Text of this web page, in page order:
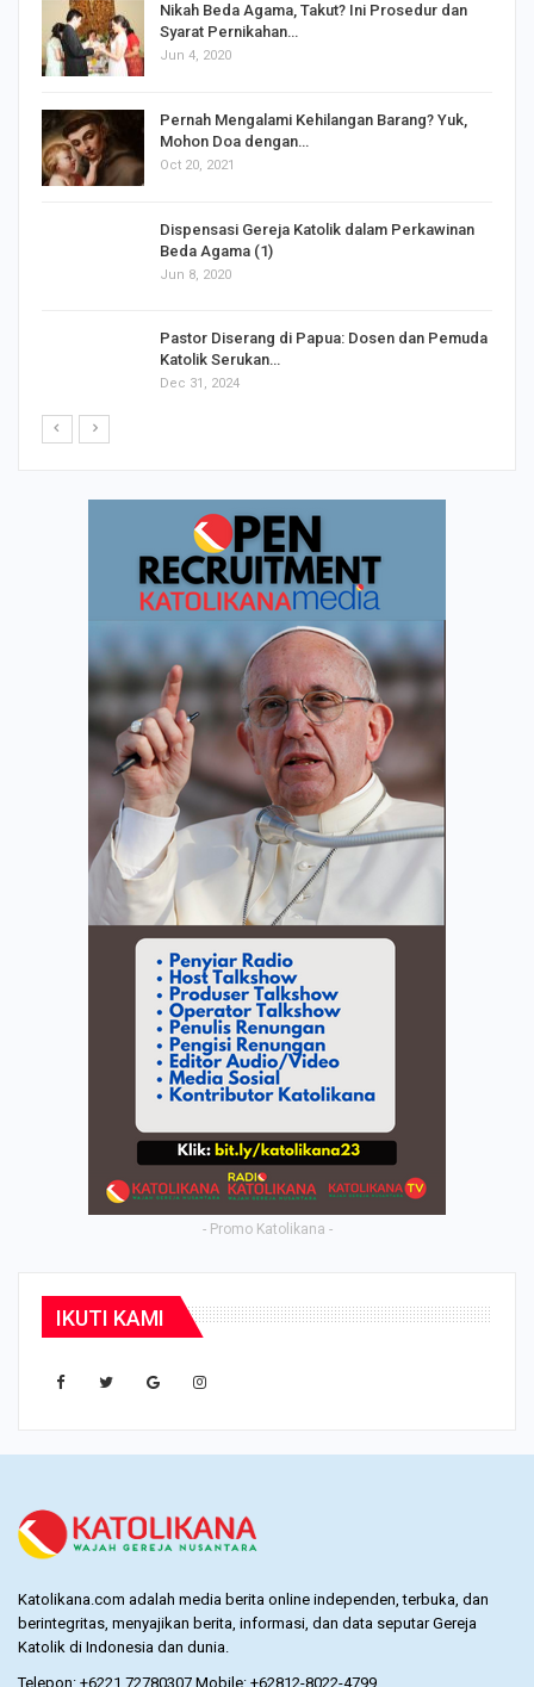
Nikah Beda Agama, Takut? Ini Prosedur dan
Syarat Pernikahan…
Jun 4, 2020
Pernah Mengalami Kehilangan Barang? Yuk,
Mohon Doa dengan…
Oct 20, 2021
Dispensasi Gereja Katolik dalam Perkawinan
Beda Agama (1)
Jun 8, 2020
Pastor Diserang di Papua: Dosen dan Pemuda
Katolik Serukan…
Dec 31, 2024
- Promo Katolikana -
IKUTI KAMI
Katolikana.com adalah media berita online independen, terbuka, dan
berintegritas, menyajikan berita, informasi, dan data seputar Gereja
Katolik di Indonesia dan dunia.
Telepon: +6221 72780307 Mobile: +62812-8022-4799